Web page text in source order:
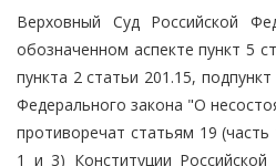
Верховный Суд Российской
обозначенном аспекте пункт 5
пункта 2 статьи 201.15,
Федерального закона "О
противоречат статьям 19
1 и 3) Конституции